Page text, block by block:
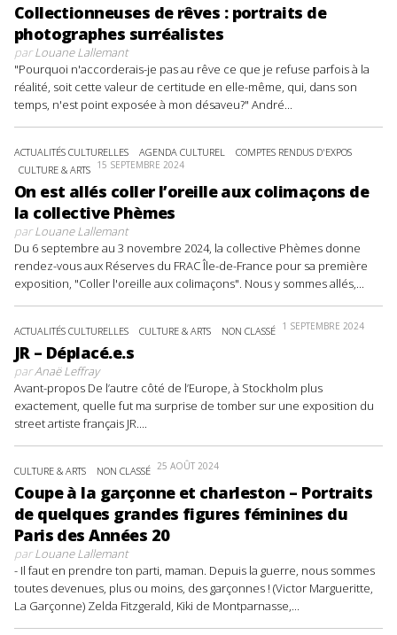
Collectionneuses de rêves : portraits de
photographes surréalistes
parLouane Lallemant
"Pourquoi n'accorderais-je pas au rêve ce que je refuse parfois à la
réalité, soit cette valeur de certitude en elle-même, qui, dans son
temps, n'est point exposée à mon désaveu?" André...
ACTUALITÉS CULTURELLES AGENDA CULTUREL
COMPTES RENDUS D'EXPOS
CULTURE & ARTS 15 SEPTEMBRE 2024
On est allés coller l’oreille aux colimaçons de
la collective Phèmes
parLouane Lallemant
Du 6 septembre au 3 novembre 2024, la collective Phèmes donne
rendez-vous aux Réserves du FRAC Île-de-France pour sa première
exposition, "Coller l'oreille aux colimaçons". Nous y sommes allés,...
ACTUALITÉS CULTURELLES CULTURE & ARTS NON CLASSÉ 1 SEPTEMBRE 2024
JR – Déplacé.e.s
parAnaë Leffray
Avant-propos De l’autre côté de l’Europe, à Stockholm plus
exactement, quelle fut ma surprise de tomber sur une exposition du
street artiste français JR....
CULTURE & ARTS NON CLASSÉ 25 AOÛT 2024
Coupe à la garçonne et charleston – Portraits
de quelques grandes figures féminines du
Paris des Années 20
parLouane Lallemant
- Il faut en prendre ton parti, maman. Depuis la guerre, nous sommes
toutes devenues, plus ou moins, des garçonnes ! (Victor Margueritte,
La Garçonne) Zelda Fitzgerald, Kiki de Montparnasse,...